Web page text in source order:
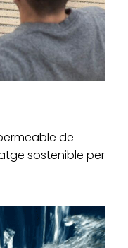
de
sostenible per